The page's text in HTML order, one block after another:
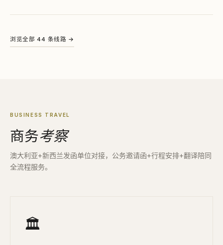
浏览全部 44 条线路 →
BUSINESS TRAVEL
商务考察
澳大利亚+新西兰发函单位对接，公务邀请函+行程安排+翻译陪同
全流程服务。
🏛